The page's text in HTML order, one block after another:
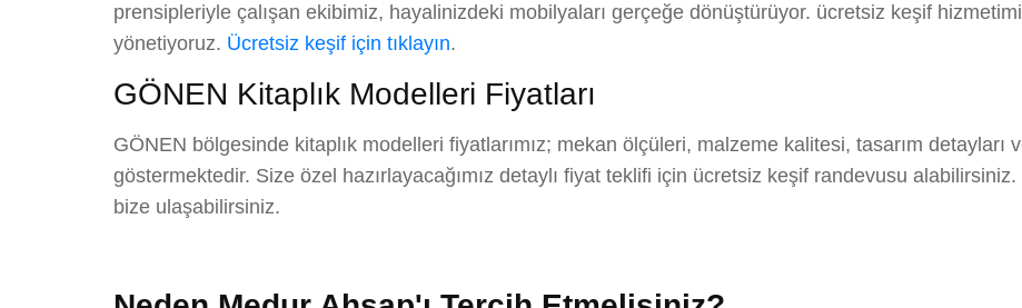
prensipleriyle çalışan ekibimiz, hayalinizdeki mobilyaları gerçeğe dönüştürüyor. ücretsiz keşif
yönetiyoruz. Ücretsiz keşif için tıklayın.
GÖNEN Kitaplık Modelleri Fiyatları
GÖNEN bölgesinde kitaplık modelleri fiyatlarımız; mekan ölçüleri, malzeme kalitesi, tasarım detayları
göstermektedir. Size özel hazırlayacağımız detaylı fiyat teklifi için ücretsiz keşif randevusu alabilirsiniz.
bize ulaşabilirsiniz.